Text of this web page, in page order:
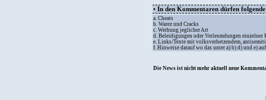
• In den Kommentaren dürfen
a. Cheats
b. Warez und Cracks
c. Werbung jeglicher Art
d. Beleidigungen oder Verleumdungen einzelner
e. Links/Texte mit volksverhetzendem,
f. Hinweise darauf wo das unter a) b) d) und e)
Die News ist nicht mehr aktuell neue